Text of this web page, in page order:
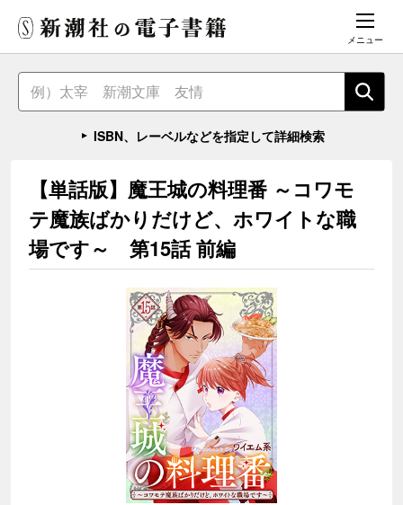
メニュー
ISBN、レーベルなどを指定して詳細検索
【単話版】魔王城の料理番 ～コワモ
テ魔族ばかりだけど、ホワイトな職
場です～ 第15話 前編